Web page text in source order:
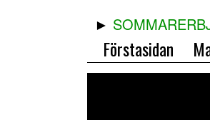
Förstasidan